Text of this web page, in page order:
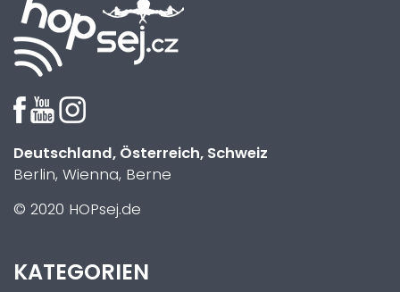
Deutschland, Österreich, Schweiz
Berlin, Wienna, Berne
© 2020 HOPsej.de
KATEGORIEN